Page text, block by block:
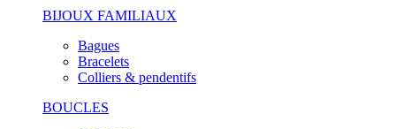
BIJOUX FAMILIAUX
Bagues
Bracelets
Colliers & pendentifs
BOUCLES